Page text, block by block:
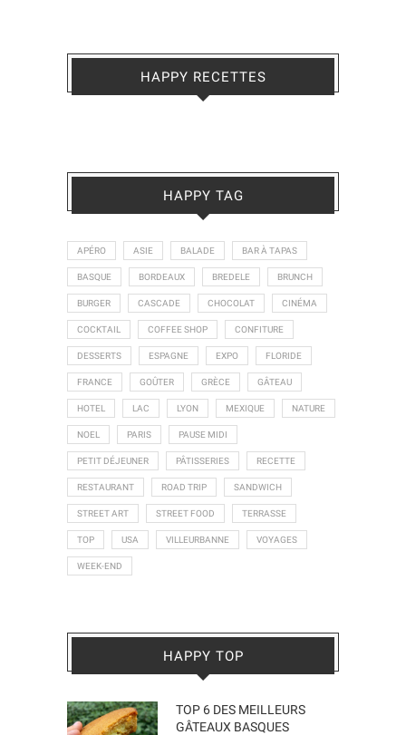
HAPPY RECETTES
HAPPY TAG
APÉRO ASIE BALADE BAR À TAPAS
BASQUE BORDEAUX BREDELE BRUNCH
BURGER CASCADE CHOCOLAT CINÉMA
COCKTAIL COFFEE SHOP CONFITURE
DESSERTS ESPAGNE EXPO FLORIDE
FRANCE GOÛTER GRÈCE GÂTEAU
HOTEL LAC LYON MEXIQUE NATURE
NOEL PARIS PAUSE MIDI
PETIT DÉJEUNER PÂTISSERIES RECETTE
RESTAURANT ROAD TRIP SANDWICH
STREET ART STREET FOOD TERRASSE
TOP USA VILLEURBANNE VOYAGES
WEEK-END
HAPPY TOP
TOP 6 DES MEILLEURS
GÂTEAUX BASQUES